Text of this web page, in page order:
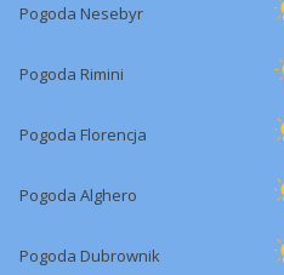
Pogoda Nesebyr
Pogoda Rimini
Pogoda Florencja
Pogoda Alghero
Pogoda Dubrownik